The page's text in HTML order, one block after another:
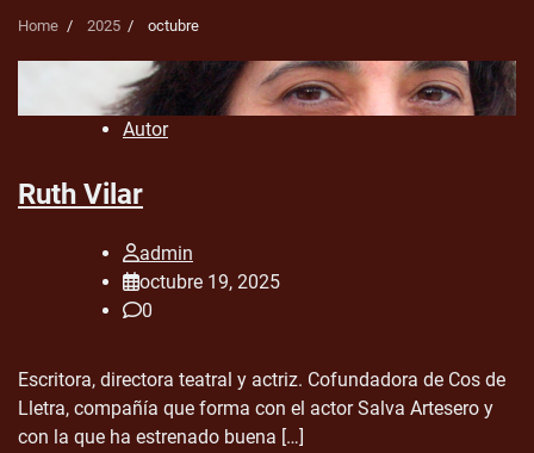
Home 2025 octubre
Autor
Ruth Vilar
admin
octubre 19, 2025
0
Escritora, directora teatral y actriz. Cofundadora de Cos de
Lletra, compañía que forma con el actor Salva Artesero y
con la que ha estrenado buena […]